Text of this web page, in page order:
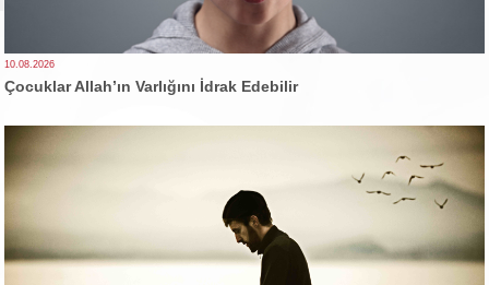
10.08.2026
Çocuklar Allah’ın Varlığını İdrak Edebilir